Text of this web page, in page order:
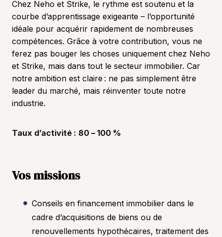
Chez Neho et Strike, le rythme est soutenu et la
courbe d’apprentissage exigeante – l’opportunité
idéale pour acquérir rapidement de nombreuses
compétences. Grâce à votre contribution, vous ne
ferez pas bouger les choses uniquement chez Neho
et Strike, mais dans tout le secteur immobilier. Car
notre ambition est claire : ne pas simplement être
leader du marché, mais réinventer toute notre
industrie.
Taux d’activité : 80 – 100 %
Vos missions
Conseils en financement immobilier dans le
cadre d’acquisitions de biens ou de
renouvellements hypothécaires, traitement des